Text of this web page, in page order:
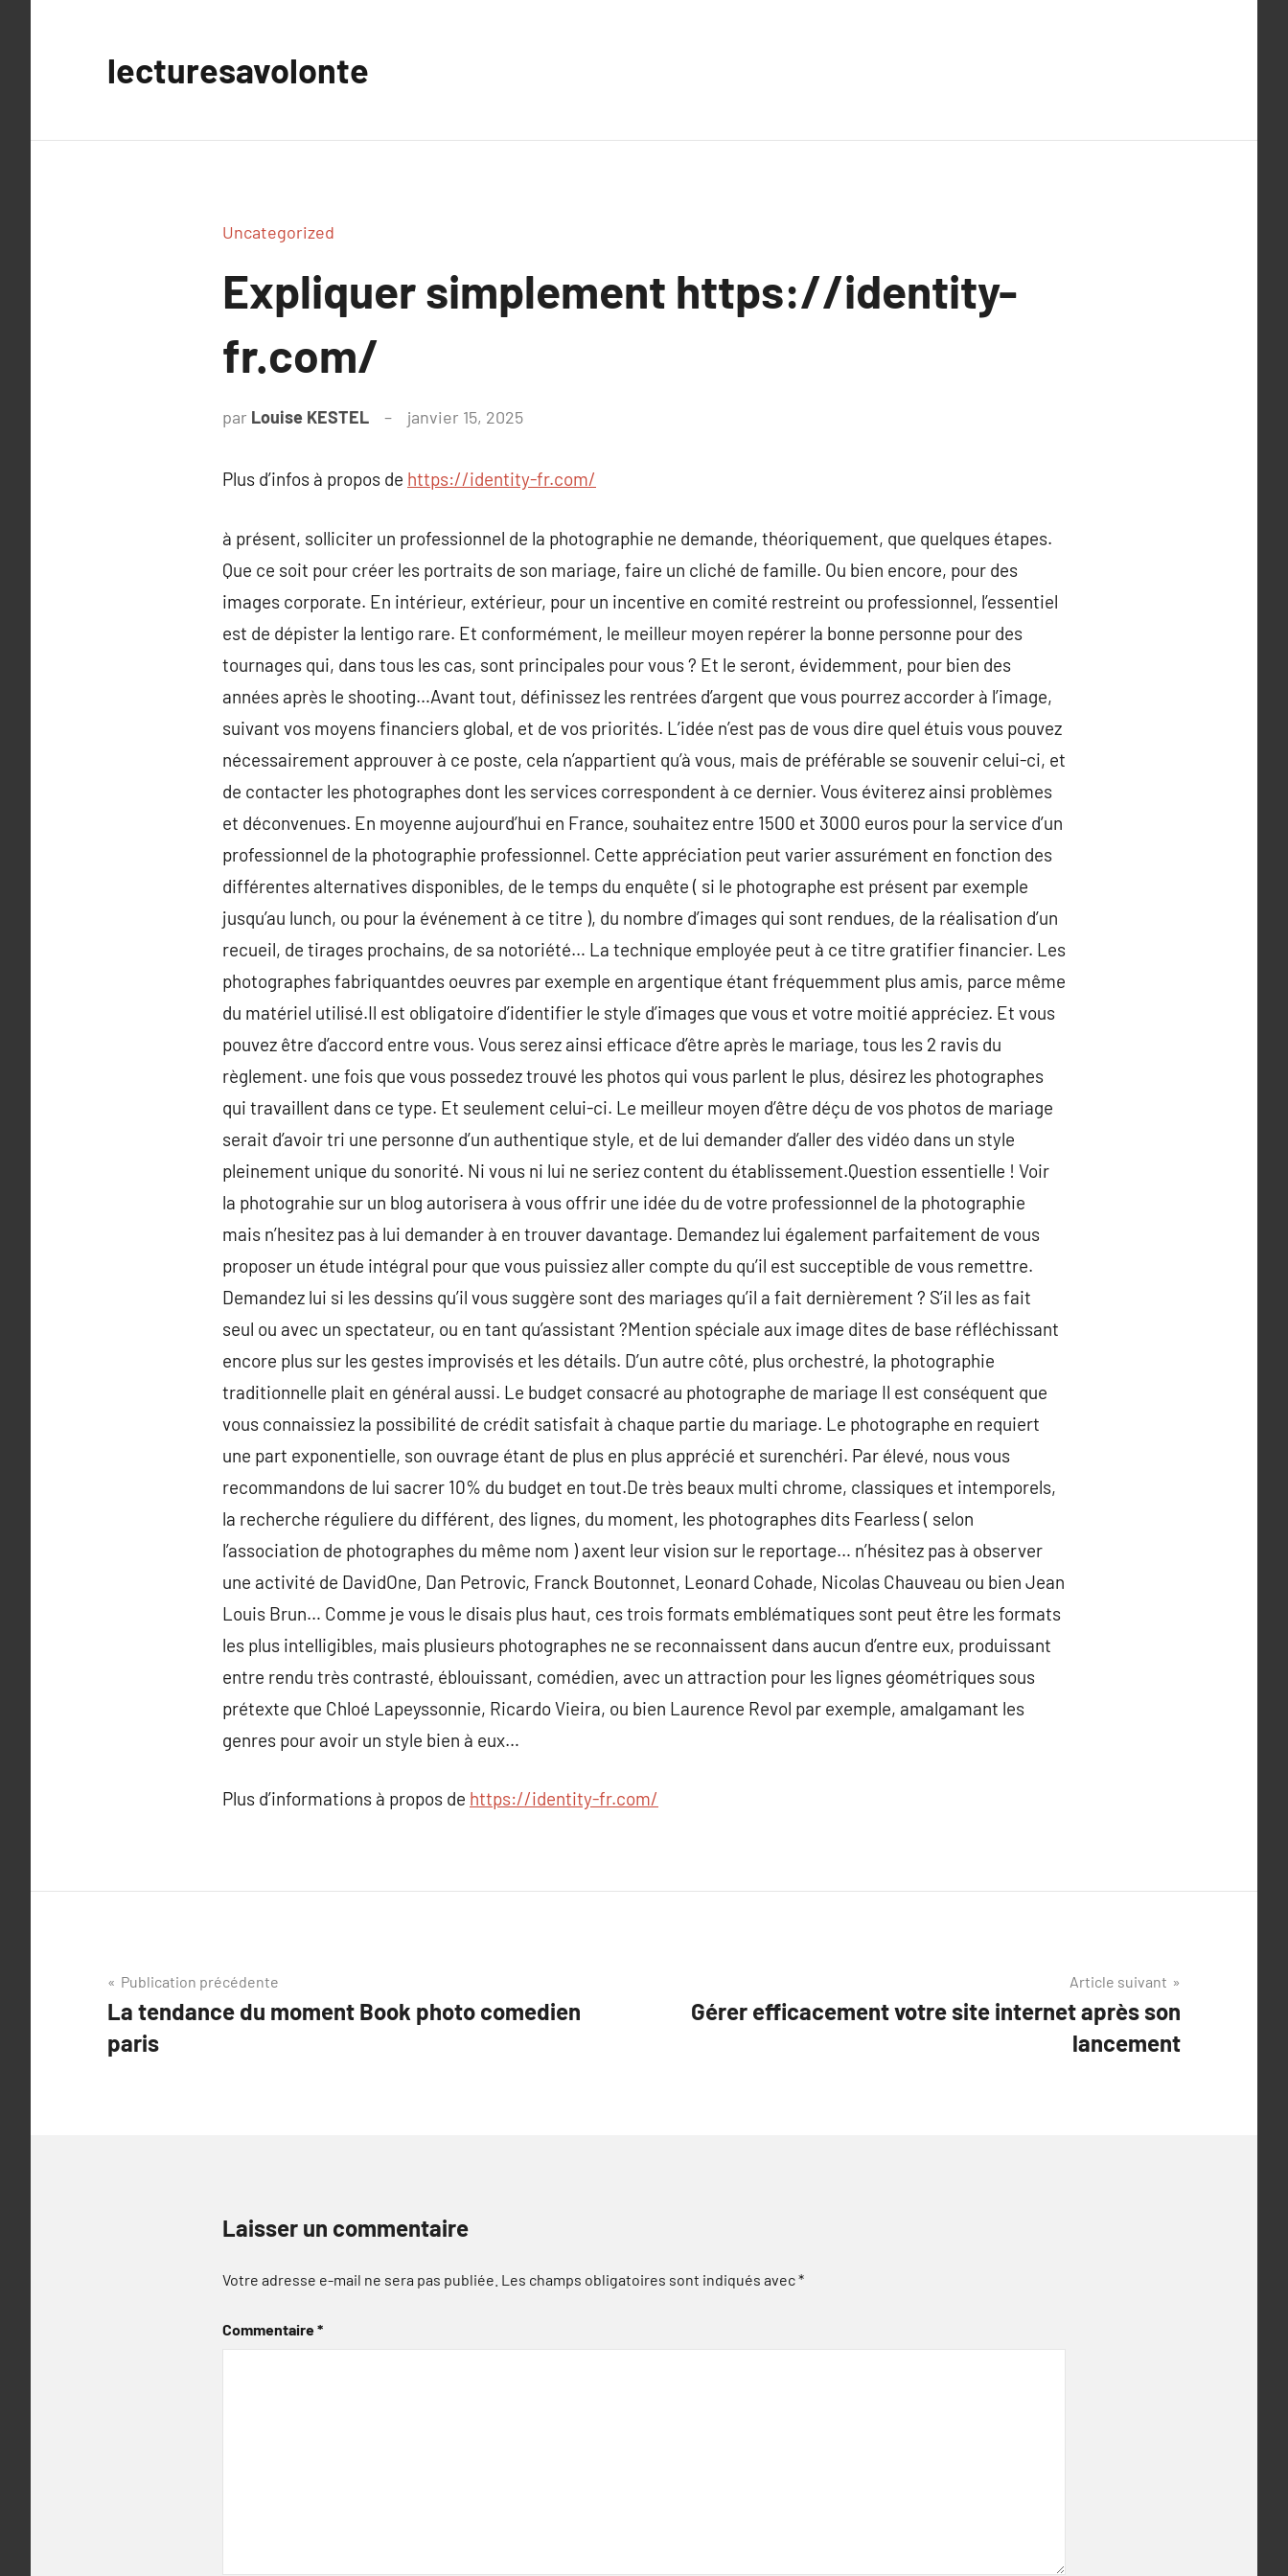
lecturesavolonte
Uncategorized
Expliquer simplement https://identity-
fr.com/
par Louise KESTEL janvier 15, 2025
Plus d’infos à propos de https://identity-fr.com/
à présent, solliciter un professionnel de la photographie ne demande, théoriquement, que quelques étapes.
Que ce soit pour créer les portraits de son mariage, faire un cliché de famille. Ou bien encore, pour des
images corporate. En intérieur, extérieur, pour un incentive en comité restreint ou professionnel, l’essentiel
est de dépister la lentigo rare. Et conformément, le meilleur moyen repérer la bonne personne pour des
tournages qui, dans tous les cas, sont principales pour vous ? Et le seront, évidemment, pour bien des
années après le shooting…Avant tout, définissez les rentrées d’argent que vous pourrez accorder à l’image,
suivant vos moyens financiers global, et de vos priorités. L’idée n’est pas de vous dire quel étuis vous pouvez
nécessairement approuver à ce poste, cela n’appartient qu’à vous, mais de préférable se souvenir celui-ci, et
de contacter les photographes dont les services correspondent à ce dernier. Vous éviterez ainsi problèmes
et déconvenues. En moyenne aujourd’hui en France, souhaitez entre 1500 et 3000 euros pour la service d’un
professionnel de la photographie professionnel. Cette appréciation peut varier assurément en fonction des
différentes alternatives disponibles, de le temps du enquête ( si le photographe est présent par exemple
jusqu’au lunch, ou pour la événement à ce titre ), du nombre d’images qui sont rendues, de la réalisation d’un
recueil, de tirages prochains, de sa notoriété… La technique employée peut à ce titre gratifier financier. Les
photographes fabriquantdes oeuvres par exemple en argentique étant fréquemment plus amis, parce même
du matériel utilisé.Il est obligatoire d’identifier le style d’images que vous et votre moitié appréciez. Et vous
pouvez être d’accord entre vous. Vous serez ainsi efficace d’être après le mariage, tous les 2 ravis du
règlement. une fois que vous possedez trouvé les photos qui vous parlent le plus, désirez les photographes
qui travaillent dans ce type. Et seulement celui-ci. Le meilleur moyen d’être déçu de vos photos de mariage
serait d’avoir tri une personne d’un authentique style, et de lui demander d’aller des vidéo dans un style
pleinement unique du sonorité. Ni vous ni lui ne seriez content du établissement.Question essentielle ! Voir
la photograhie sur un blog autorisera à vous offrir une idée du de votre professionnel de la photographie
mais n’hesitez pas à lui demander à en trouver davantage. Demandez lui également parfaitement de vous
proposer un étude intégral pour que vous puissiez aller compte du qu’il est succeptible de vous remettre.
Demandez lui si les dessins qu’il vous suggère sont des mariages qu’il a fait dernièrement ? S’il les as fait
seul ou avec un spectateur, ou en tant qu’assistant ?Mention spéciale aux image dites de base réfléchissant
encore plus sur les gestes improvisés et les détails. D’un autre côté, plus orchestré, la photographie
traditionnelle plait en général aussi. Le budget consacré au photographe de mariage Il est conséquent que
vous connaissiez la possibilité de crédit satisfait à chaque partie du mariage. Le photographe en requiert
une part exponentielle, son ouvrage étant de plus en plus apprécié et surenchéri. Par élevé, nous vous
recommandons de lui sacrer 10% du budget en tout.De très beaux multi chrome, classiques et intemporels,
la recherche réguliere du différent, des lignes, du moment, les photographes dits Fearless ( selon
l’association de photographes du même nom ) axent leur vision sur le reportage… n’hésitez pas à observer
une activité de DavidOne, Dan Petrovic, Franck Boutonnet, Leonard Cohade, Nicolas Chauveau ou bien Jean
Louis Brun… Comme je vous le disais plus haut, ces trois formats emblématiques sont peut être les formats
les plus intelligibles, mais plusieurs photographes ne se reconnaissent dans aucun d’entre eux, produissant
entre rendu très contrasté, éblouissant, comédien, avec un attraction pour les lignes géométriques sous
prétexte que Chloé Lapeyssonnie, Ricardo Vieira, ou bien Laurence Revol par exemple, amalgamant les
genres pour avoir un style bien à eux…
Plus d’informations à propos de https://identity-fr.com/
Navigation
de
l’article
Publication précédente
La tendance du moment Book photo comedien
paris
Article suivant
Gérer efficacement votre site internet après son
lancement
Laisser un commentaire
Votre adresse e-mail ne sera pas publiée. Les champs obligatoires sont indiqués avec*
Commentaire*